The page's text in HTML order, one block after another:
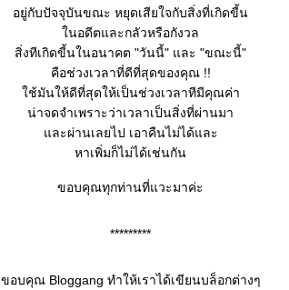
อยู่กับปัจจุบันขณะ หยุดเสียใจกับสิ่งที่เกิดขี้น
นอดีตและกลัวหรือกังวล
สิ่งทีเกิดขี้นในอนาคต "วันนี้" และ "ขณะนี้"
คือช่วงเวลาที่ดีที่สุดของคุณ !!
ช้มันให้ดีที่สุดให้เป็นช่วงเวลาทีมีคุณค่า
น่าจดจำเพราะว่าเวลาเป็นสิ่งที่ผ่านมา
ละผ่านเลยไป เอาคืนไม่ได้และ
หาเพิ่มก็ไม่ได้เช่นกัน
ขอบคุณทุกท่านที่แวะมาค่ะ
*********
ขอบคุณ Bloggang ทำให้เราได้เขียนบล็อกต่างๆ